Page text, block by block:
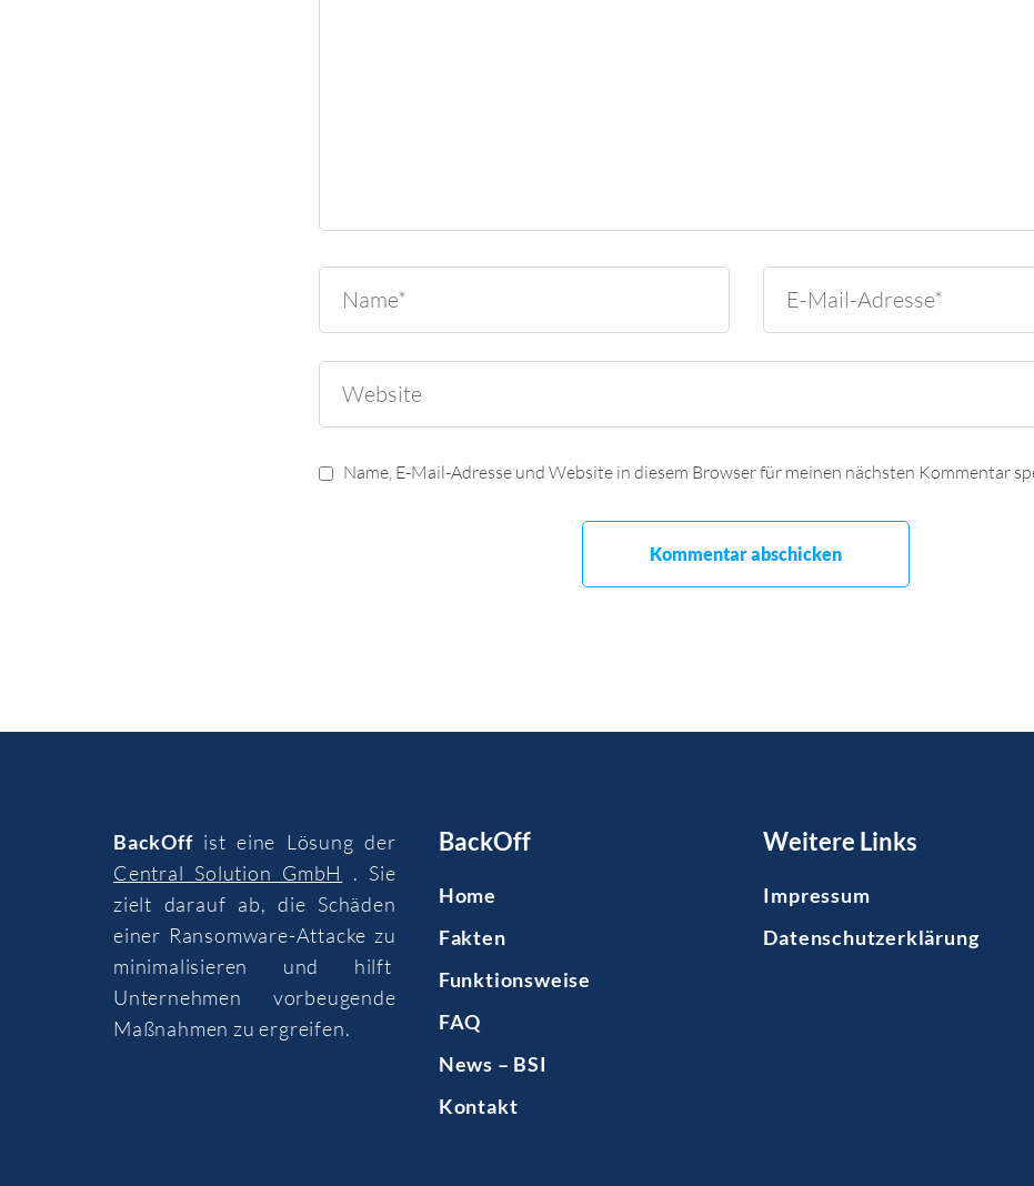
Name, E-Mail-Adresse und Website in diesem Browser für meinen nächsten Kommentar
BackOffist eine Lösung der
Central Solution GmbH
. Sie
zielt darauf ab, die Schäden
einer Ransomware-Attacke zu
minimalisieren und hilft
Unternehmen vorbeugende
Maßnahmen zu ergreifen.
BackOff
Home
Fakten
Funktionsweise
FAQ
News – BSI
Kontakt
Weitere Links
Impressum
Datenschutzerklärung